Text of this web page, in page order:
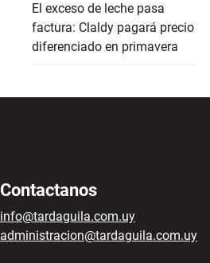
El exceso de leche pasa
factura: Claldy pagará precio
diferenciado en primavera
Contactanos
info@tardaguila.com.uy
administracion@tardaguila.com.uy